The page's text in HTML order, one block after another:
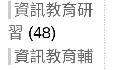
資訊教育研
習 (48)
資訊教育輔